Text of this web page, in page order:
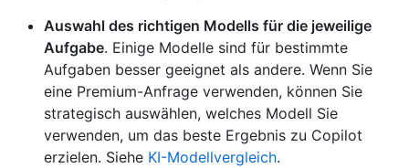
Auswahl des richtigen Modells für die jeweilige
Aufgabe. Einige Modelle sind für bestimmte
Aufgaben besser geeignet als andere. Wenn Sie
eine Premium-Anfrage verwenden, können Sie
strategisch auswählen, welches Modell Sie
verwenden, um das beste Ergebnis zu Copilot
erzielen. Siehe KI-Modellvergleich.